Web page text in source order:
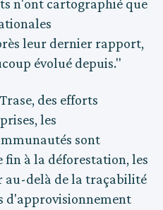
n'ont cartographié que
leur dernier rapport,
évolué depuis."
des efforts
les
sont
fin à la déforestation, les
au-delà de la traçabilité
d'approvisionnement